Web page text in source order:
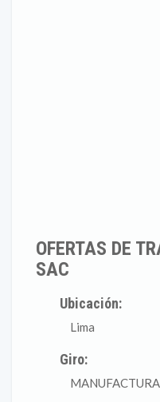
OFERTAS DE
SAC
Ubicación:
Lima
Giro:
MANUFACTURA